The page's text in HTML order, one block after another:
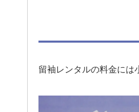
留袖レンタルの料金に